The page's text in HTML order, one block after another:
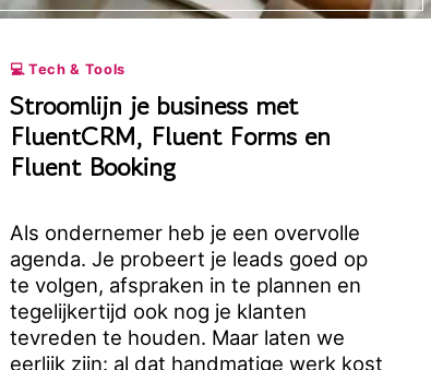
💻 Tech & Tools
Stroomlijn je business met
FluentCRM, Fluent Forms en
Fluent Booking
Als ondernemer heb je een overvolle
agenda. Je probeert je leads goed op
te volgen, afspraken in te plannen en
tegelijkertijd ook nog je klanten
tevreden te houden. Maar laten we
eerlijk zijn: al dat handmatige werk kost